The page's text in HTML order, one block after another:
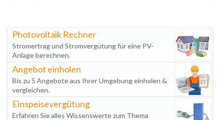
Photovoltaik Rechner
Stromertrag und Stromvergütung für eine PV-
Anlage berechnen.
Angebot einholen
Bis zu 5 Angebote aus Ihrer Umgebung einholen &
vergleichen.
Einspeisevergütung
Erfahren Sie alles Wissenswerte zum Thema